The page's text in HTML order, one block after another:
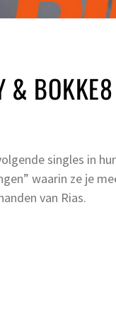
&
singles in
waarin ze je
van Rias.